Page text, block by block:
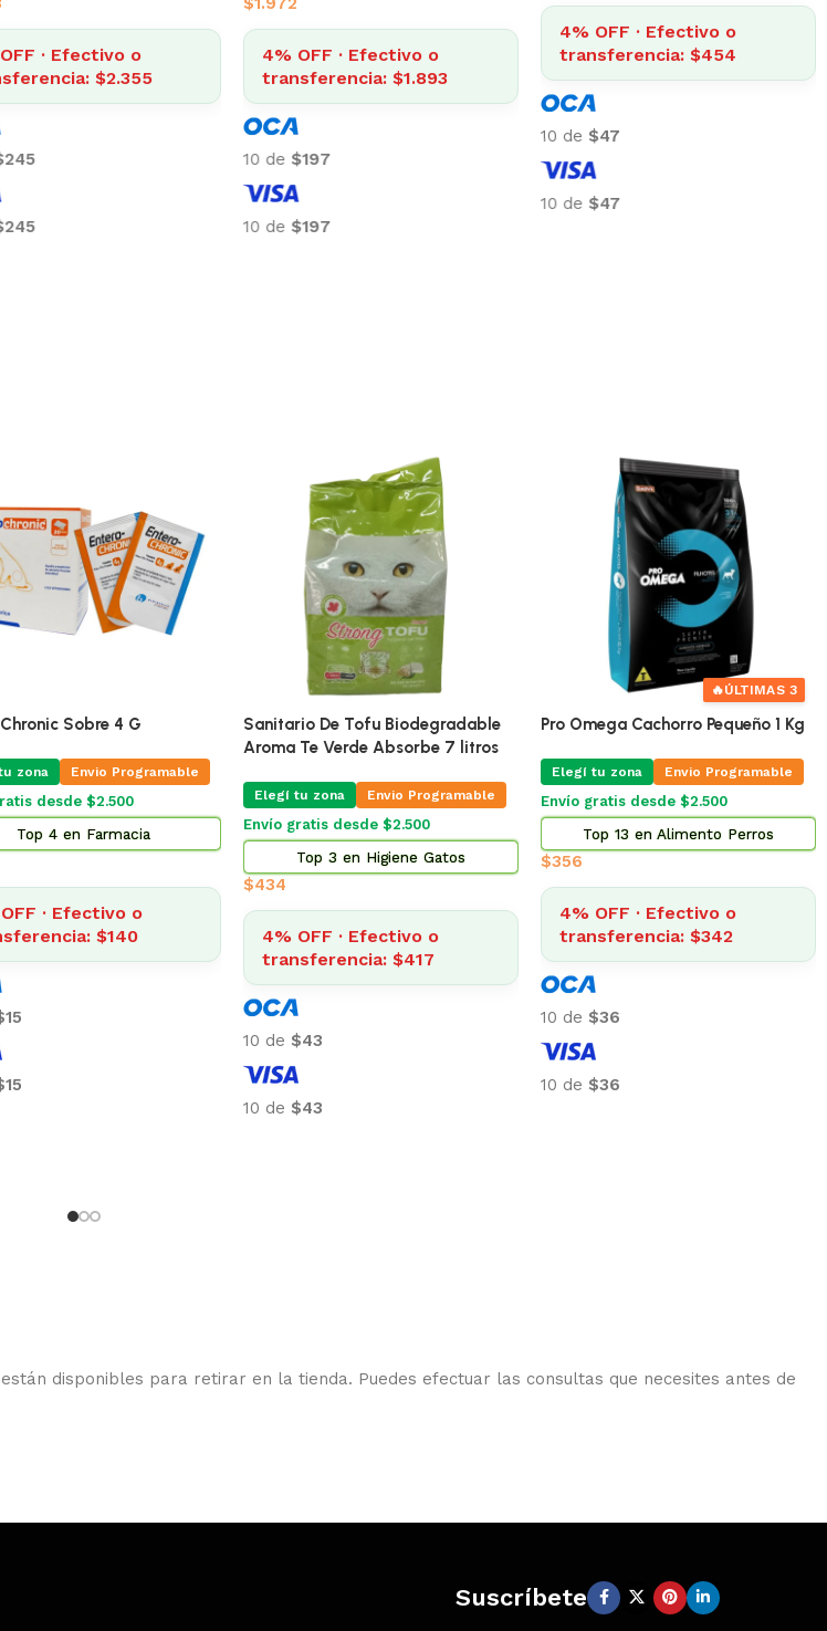
· Efectivo o
$2.355
4% OFF · Efectivo o
transferencia: $1.893
10 de $197
10 de $197
4% OFF · Efectivo o
transferencia: $454
10 de $47
10 de $47
Sobre 4 G
Envio Programable
$2.500
en Farmacia
Efectivo o
$140
Sanitario De Tofu Biodegradable
Aroma Te Verde Absorbe 7 litros
Elegí tu zona Envio Programable
Envío gratis desde $2.500
Top 3 en Higiene Gatos
$434
4% OFF · Efectivo o
transferencia: $417
$43
$43
🔥ÚLTIMAS 3
Pro Omega Cachorro Pequeño 1 Kg
Elegí tu zona Envio Programable
Envío gratis desde $2.500
Top 13 en Alimento Perros
4% OFF · Efectivo o
transferencia: $342
$36
$36
Pro
disponibles para retirar en la tienda. Puedes efectuar las consultas que necesites antes de
Suscríbete